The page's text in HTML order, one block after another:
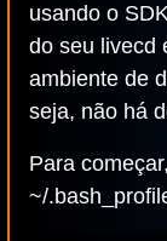
usando o
do seu livecd
ambiente de
seja, não há
Para
~/